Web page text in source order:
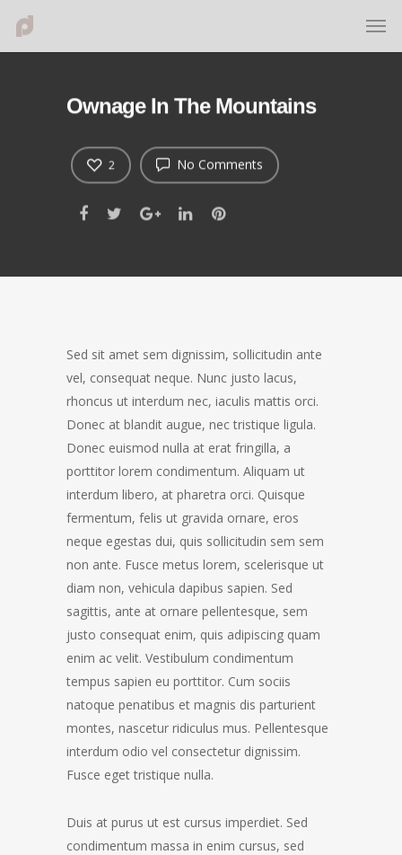
Ownage In The Mountains
No Comments
2
Sed sit amet sem dignissim, sollicitudin ante
vel, consequat neque. Nunc justo lacus,
rhoncus ut interdum nec, iaculis mattis orci.
Donec at blandit augue, nec tristique ligula.
Donec euismod nulla at erat fringilla, a
porttitor lorem condimentum. Aliquam ut
interdum libero, at pharetra orci. Quisque
fermentum, felis ut gravida ornare, eros
neque egestas dui, quis sollicitudin sem sem
non ante. Fusce metus lorem, scelerisque ut
diam non, vehicula dapibus sapien. Sed
sagittis, ante at ornare pellentesque, sem
justo consequat enim, quis adipiscing quam
enim ac velit. Vestibulum condimentum
tempus sapien eu porttitor. Cum sociis
natoque penatibus et magnis dis parturient
montes, nascetur ridiculus mus. Pellentesque
interdum odio vel consectetur dignissim.
Fusce eget tristique nulla.
Duis at purus ut est cursus imperdiet. Sed
condimentum massa in enim cursus, sed